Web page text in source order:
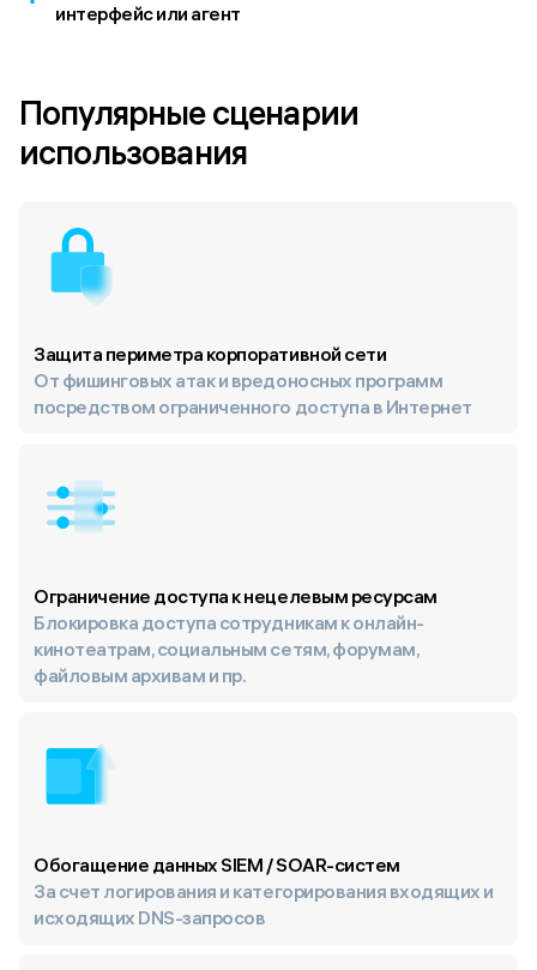
интерфейс или агент
Популярные сценарии
Защита периметра корпоративной сети
От фишинговых атак и вредоносных программ
посредством ограниченного доступа в Интернет
Ограничение доступа к нецелевым ресурсам
Блокировка доступа сотрудникам к онлайн-
кинотеатрам, социальным сетям, форумам,
файловым архивам и пр.
Обогащение данных SIEM / SOAR-систем
За счет логирования и категорирования входящих и
исходящих DNS-запросов